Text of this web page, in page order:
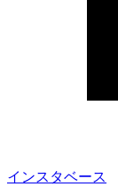
インスタベース